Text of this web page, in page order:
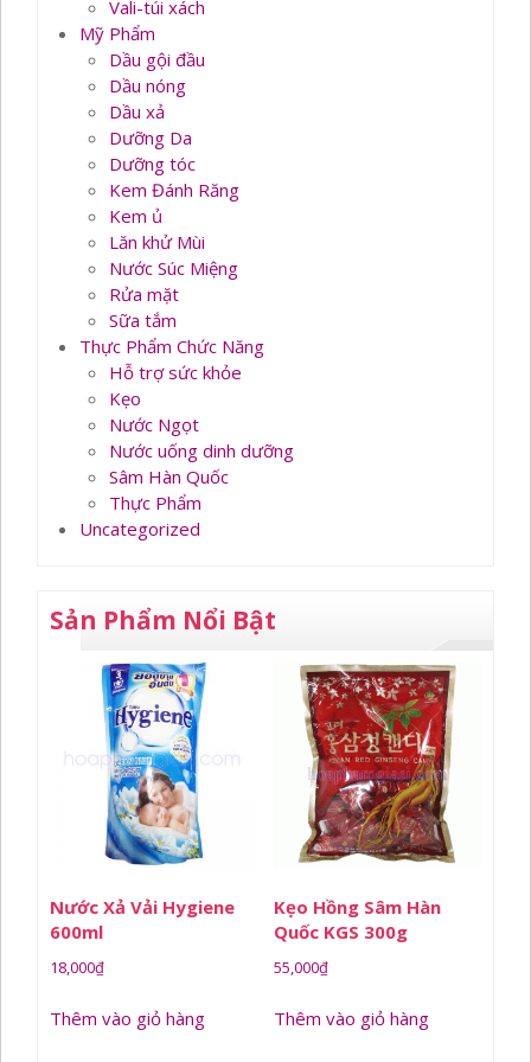
Vali-túi xách
Mỹ Phẩm
Dầu gội đầu
Dầu nóng
Dầu xả
Dưỡng Da
Dưỡng tóc
Kem Đánh Răng
Kem ủ
Lăn khử Mùi
Nước Súc Miệng
Rửa mặt
Sữa tắm
Thực Phẩm Chức Năng
Hỗ trợ sức khỏe
Kẹo
Nước Ngọt
Nước uống dinh dưỡng
Sâm Hàn Quốc
Thực Phẩm
Uncategorized
Sản Phẩm Nổi Bật
Nước Xả Vải Hygiene
600ml
18,000₫
Thêm vào giỏ hàng
Kẹo Hồng Sâm Hàn
Quốc KGS 300g
55,000₫
Thêm vào giỏ hàng